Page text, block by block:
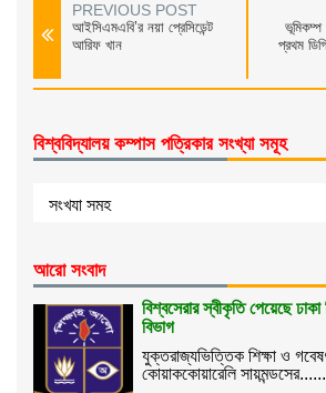
PREVIOUS POST
আইসিএমএবি’র নয়া প্রেসিডেন্ট
আরিফ খান
ভূমিকম্প
প্রথম
বিশ্ববিদ্যালয় কম্পাস পত্রিকার সংখ্যা সমূহ
আরো সংবাদ
বিশ্বসেরার স্বীকৃতি পেয়েছে
বিভাগ
যুক্তরাজ্যভিত্তিক শিক্ষা ও
কোয়াককোয়ারেলি